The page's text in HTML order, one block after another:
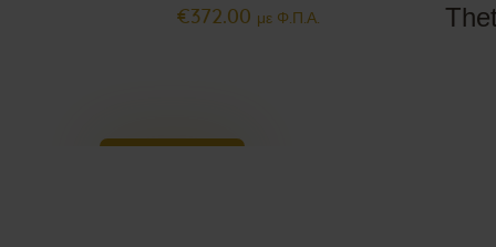
€372.00 με Φ.Π.Α.